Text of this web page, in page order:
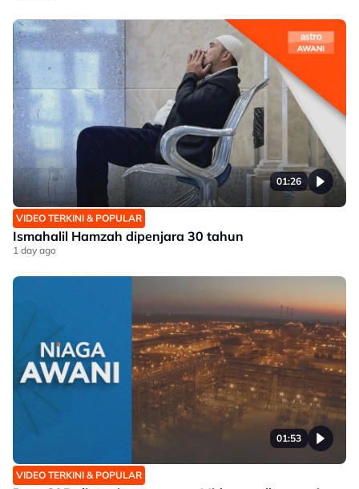
01:26
VIDEO TERKINI & POPULAR
Ismahalil Hamzah dipenjara 30 tahun
1 day ago
01:53
VIDEO TERKINI & POPULAR